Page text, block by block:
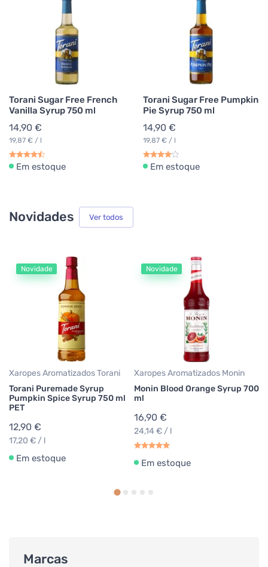
Torani Sugar Free French
Vanilla Syrup 750 ml
14,90 €
19,87 € / l
Em estoque
Torani Sugar Free Pumpkin
Pie Syrup 750 ml
14,90 €
19,87 € / l
Em estoque
Novidades Ver todos
Novidade
Xaropes Aromatizados Torani
Torani Puremade Syrup
Pumpkin Spice Syrup 750 ml
PET
12,90 €
17,20 € / l
Em estoque
Novidade
Xaropes Aromatizados Monin
Monin Blood Orange Syrup 700
ml
16,90 €
24,14 € / l
Em estoque
Marcas